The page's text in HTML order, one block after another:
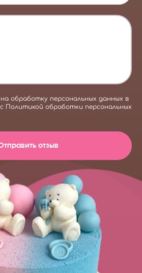
на обработку персональных данных в
Политикой обработки персональных